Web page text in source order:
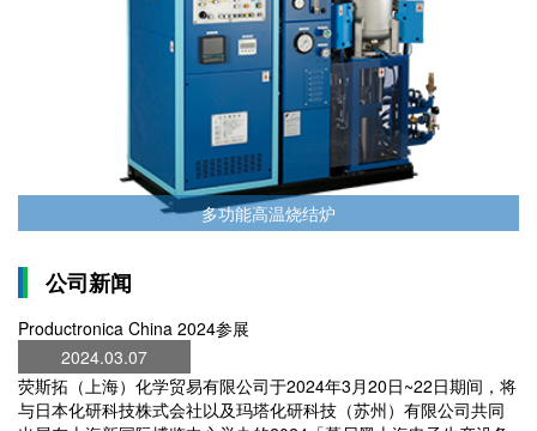
多功能高温烧结炉
公司新闻
Productronica China 2024参展
2024.03.07
荧斯拓（上海）化学贸易有限公司于2024年3月20日~22日期间，将
与日本化研科技株式会社以及玛塔化研科技（苏州）有限公司共同